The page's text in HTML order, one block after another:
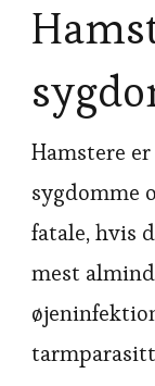
Hamstere
sygdomme
fatale, hvis
mest